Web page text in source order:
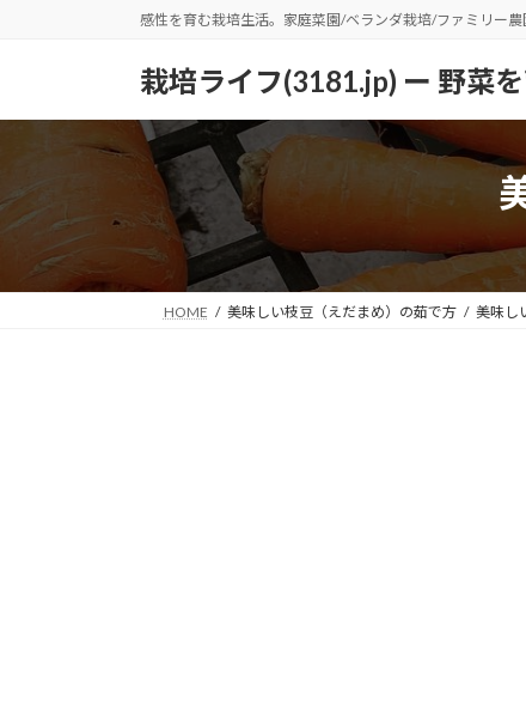
キ
に
感性を育む栽培生活。家庭菜園/ベランダ栽培/ファミリー
栽培ライフ(3181.jp) ー 野菜
HOME 美味しい枝豆（えだまめ）の茹で方 美味し